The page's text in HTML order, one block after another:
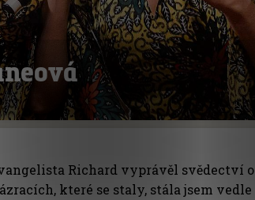
Richard vyprávěl svědectví o
které se staly, stála jsem vedle